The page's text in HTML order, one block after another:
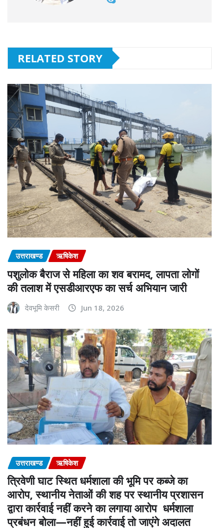
RELATED STORY
उत्तराखण्ड ऋषिकेश
पशुलोक बैराज से महिला का शव बरामद, लापता लोगों
की तलाश में एसडीआरएफ का सर्च अभियान जारी
देवभूमि केसरी Jun 18, 2026
उत्तराखण्ड ऋषिकेश
त्रिवेणी घाट स्थित धर्मशाला की भूमि पर कब्जे का
आरोप, स्थानीय नेताओं की शह पर स्थानीय प्रशासन
द्वारा कार्रवाई नहीं करने का लगाया आरोप धर्मशाला
प्रबंधन बोला—नहीं हुई कार्रवाई तो जाएंगे अदालत